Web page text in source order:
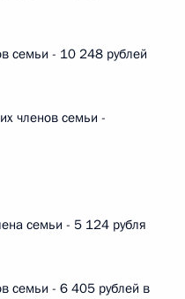
семьи - 10 248 рублей
членов семьи -
семьи - 5 124 рубля
семьи - 6 405 рублей в